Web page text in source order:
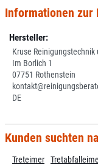
Informationen
Hersteller:
Kruse
Im Borlich 1
07751 Rothenstein
DE
Kunden suchten
Treteimer